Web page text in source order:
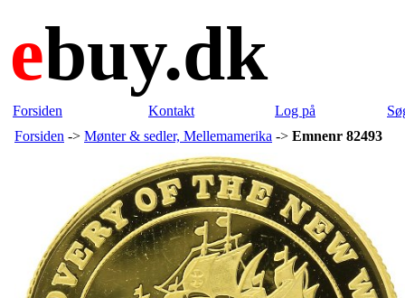
ebuy.dk
Forsiden Kontakt Log på
Forsiden -> Mønter & sedler, Mellemamerika -> Emnenr 82493